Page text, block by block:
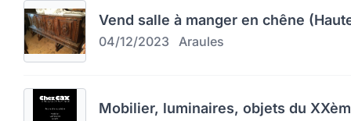
Vend salle à manger en chêne
04/12/2023 Araules
Mobilier, luminaires, objets du